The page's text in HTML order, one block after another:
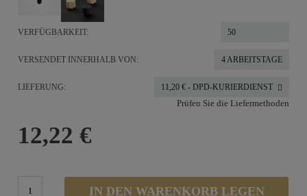
VERFÜGBARKEIT: 50
VERSENDET INNERHALB VON: 4 ARBEITSTAGE
LIEFERUNG: 11,20 € - DPD-KURIERDIENST
Prüfen Sie die Liefermethoden
12,22 €
IN DEN WARENKORB LEGEN